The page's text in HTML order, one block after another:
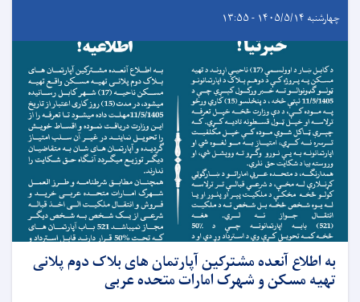
چهارشنبه ۱۴۰۵/۵/۱۴ - ۱۳:۵۵
به اطلاع آنعده مشترکین آپارتمان های بلاک دوم پلانی
تهیه مسکن و شهرک امارات متحده عربی